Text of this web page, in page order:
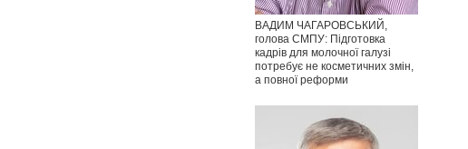
ВАДИМ ЧАГАРОВСЬКИЙ,
голова СМПУ: Підготовка
кадрів для молочної галузі
потребує не косметичних змін,
а повної реформи